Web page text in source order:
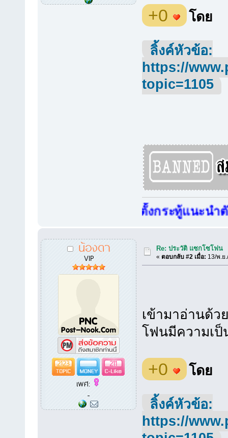
+0 โดย
ลิ้งค์หัวข้อ:
https://
topic=1105
สมาชิกใหม่..ก่อนตั้งกระทู้แนะนำตัวให้ดู
น้องดา
VIP
2123
211
เพศ:
-
Re: ประวัติ แซกโซโฟน
«ตอบกลับ #2 เมื่อ: 13/พ.ย
เข้ามาอ่านด้ว
โฟนมีความเ
+0 โดย
ลิ้งค์หัวข้อ:
https://